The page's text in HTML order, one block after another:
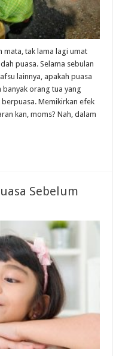
mata, tak lama lagi umat
puasa. Selama sebulan
lainnya, apakah puasa
banyak orang tua yang
Memikirkan efek
kan, moms? Nah, dalam
Sebelum